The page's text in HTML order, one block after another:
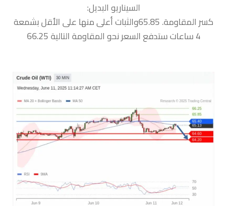
السيناريو البديل:
كسر المقاومة. 65.85والثبات أعلى منها على الأقل بشمعة
4 ساعات ستدفع السعر نحو المقاومة التالية 66.25